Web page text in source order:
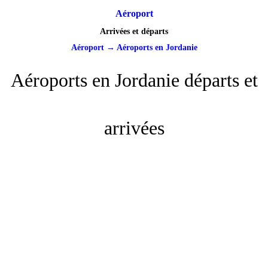
Aéroport
Arrivées et départs
Aéroport→ Aéroports en Jordanie
Aéroports en Jordanie départs et
arrivées